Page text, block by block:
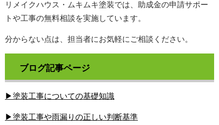
リメイクハウス・ムキムキ塗装では、助成金の申請サポー
トや工事の無料相談を実施しています。
分からない点は、担当者にお気軽にご相談ください。
ブログ記事ページ
▶塗装工事についての基礎知識
▶塗装工事や雨漏りの正しい判断基準